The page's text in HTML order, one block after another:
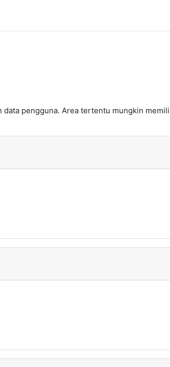
pengguna. Area tertentu mungkin